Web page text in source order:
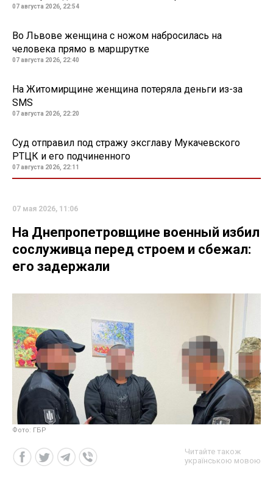
07 августа 2026, 22:54
Во Львове женщина с ножом набросилась на
человека прямо в маршрутке
07 августа 2026, 22:40
На Житомирщине женщина потеряла деньги из-за
SMS
07 августа 2026, 22:20
Суд отправил под стражу эксглаву Мукачевского
РТЦК и его подчиненного
07 августа 2026, 22:11
07 мая 2026, 11:06
На Днепропетровщине военный избил
сослуживца перед строем и сбежал:
его задержали
Фото: ГБР
Читайте також
українською мовою